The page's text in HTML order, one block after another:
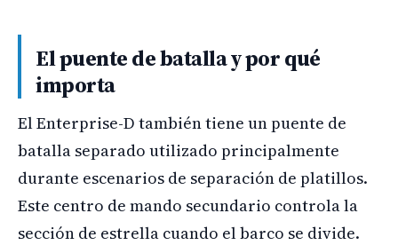
El puente de batalla y por qué
importa
El Enterprise-D también tiene un puente de
batalla separado utilizado principalmente
durante escenarios de separación de platillos.
Este centro de mando secundario controla la
sección de estrella cuando el barco se divide.